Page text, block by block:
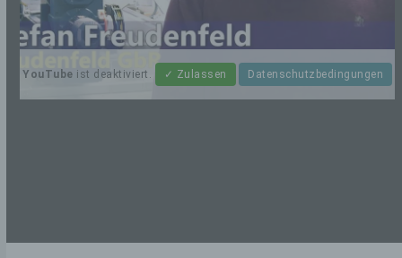
YouTube ist deaktiviert. ✓ Zulassen Datenschutzbedingungen